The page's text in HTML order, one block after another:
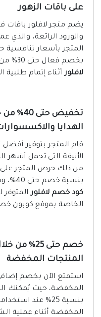
على باقات الزهور
يضم متجر لافلور باقات
والورود الرائعة، والذي
المتجر بأسعار
بخصم فعال حتى 30% من خلال تفعيلك لـ
لافلورأثناء إتمام طلبية
تخفيض
الهدايا
قام المتجر بتوفير أفضل
الأنيقة التي تحمل أشهر
من ذلك حرص المتجر على
بنسبة خصم حتى 40%، وذلك عن طريق إطلاق المتجر لـ
كود خصم لافلورالمتوفر
الخاصة بموقع كوبون
خصم حتى
المنتجات المخفضة
استمتع الآن بخصم
المخفضة، حيث يُمكنك
المخفضة أثناء عملية